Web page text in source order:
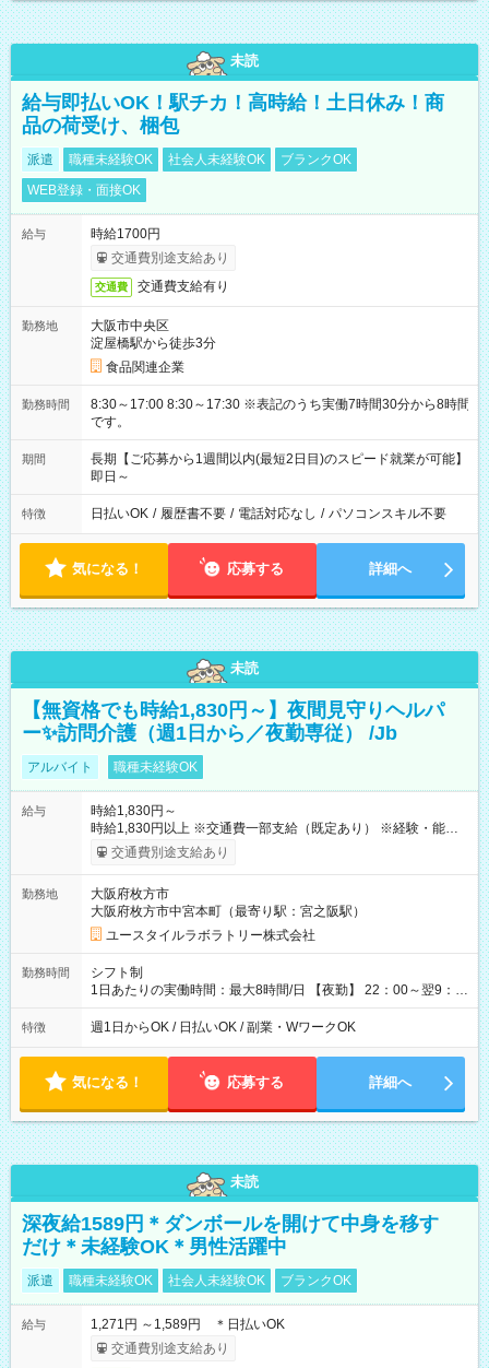
未読
給与即払いOK！駅チカ！高時給！土日休み！商
品の荷受け、梱包
派遣 職種未経験OK 社会人未経験OK
ブランクOK
WEB登録・面接OK
給与
時給1700円
交通費別途支給あり
交通費 交通費支給有り
勤務地
大阪市中央区
淀屋橋駅から徒歩3分
食品関連企業
勤務時間
8:30～17:00 8:30～17:30 ※表記のうち実働7時間30分から8時間
です。
期間
長期【ご応募から1週間以内(最短2日目)のスピード就業が可能】
即日～
特徴 日払いOK / 履歴書不要 / 電話対応なし / パソコンスキル不要
気になる！ 応募する 詳細へ
未読
【無資格でも時給1,830円～】夜間見守りヘルパ
ー✨訪問介護（週1日から／夜勤専従） /Jb
アルバイト 職種未経験OK
給与
時給1,830円～
時給1,830円以上 ※交通費一部支給（既定あり） ※経験・能力を
考慮して決定します 【収入例】 週1回勤務の場合：1,830円×8時
間×4回=5万8,560円 週3回勤務の場合：1,830円×8時間×12回
月 ※ 雇用形態と給与に、本採用時と異なる部分があります。 雇
用形態：本採用時と同じです。 給与：時給 1,610円以上
交通費別途支給あり
勤務地
大阪府枚方市
大阪府枚方市中宮本町（最寄り駅：宮之阪駅）
ユースタイルラボラトリー株式会社
勤務時間
シフト制
1日あたりの実働時間：最大8時間/日 【夜勤】 22：00～翌9：
00 ※週1日～OK ／ 夜勤専従 ＊＊ 勤務時間例 ＊＊ ■22時か
ら翌7時 ■23時から翌8時 ■24時から翌9時 など ※上記の時間
ます。 ※曜日固定（毎週同じ曜日での勤務となります）
特徴 週1日からOK / 日払いOK / 副業・WワークOK
気になる！ 応募する 詳細へ
未読
深夜給1589円＊ダンボールを開けて中身を移す
だけ＊未経験OK＊男性活躍中
派遣 職種未経験OK 社会人未経験OK ブランクOK
給与
1,271円 ～1,589円 ＊日払いOK
交通費別途支給あり